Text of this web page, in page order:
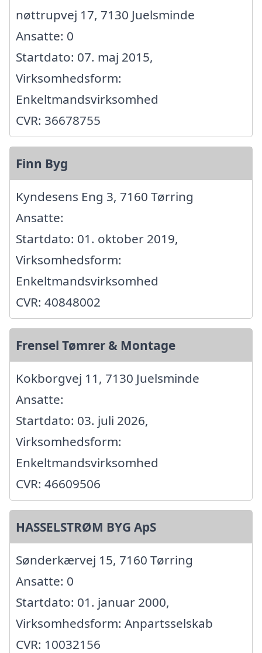
nøttrupvej 17, 7130 Juelsminde
Ansatte: 0
Startdato: 07. maj 2015,
Virksomhedsform:
Enkeltmandsvirksomhed
CVR: 36678755
Finn Byg
Kyndesens Eng 3, 7160 Tørring
Ansatte:
Startdato: 01. oktober 2019,
Virksomhedsform:
Enkeltmandsvirksomhed
CVR: 40848002
Frensel Tømrer & Montage
Kokborgvej 11, 7130 Juelsminde
Ansatte:
Startdato: 03. juli 2026,
Virksomhedsform:
Enkeltmandsvirksomhed
CVR: 46609506
HASSELSTRØM BYG ApS
Sønderkærvej 15, 7160 Tørring
Ansatte: 0
Startdato: 01. januar 2000,
Virksomhedsform: Anpartsselskab
CVR: 10032156